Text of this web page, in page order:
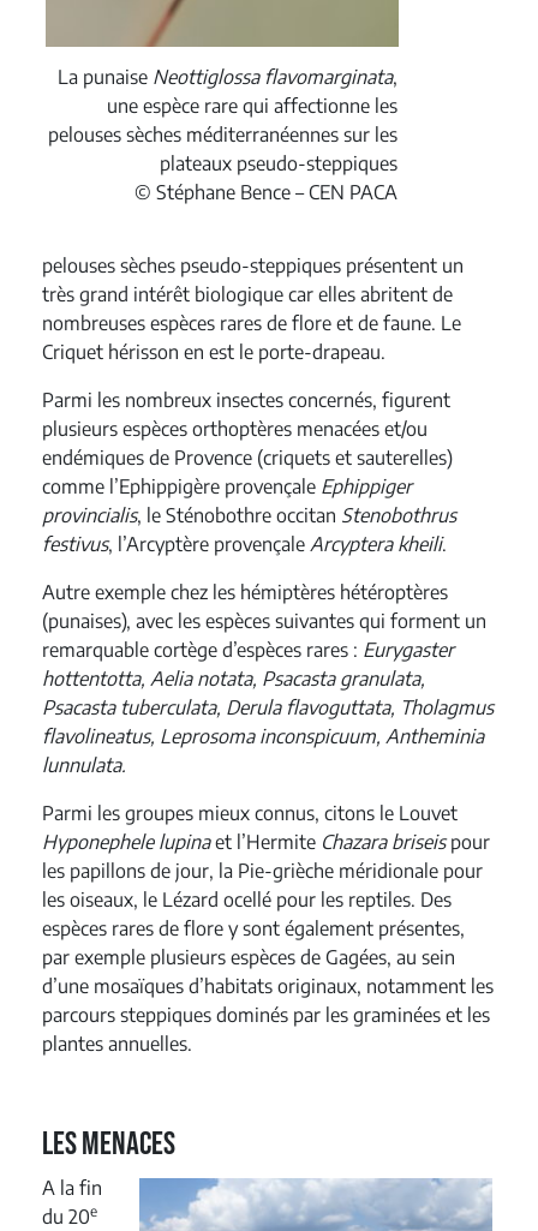
La punaise Neottiglossa flavomarginata,
une espèce rare qui affectionne les
pelouses sèches méditerranéennes sur les
plateaux pseudo-steppiques
© Stéphane Bence – CEN PACA
pelouses sèches pseudo-steppiques présentent un
très grand intérêt biologique car elles abritent de
nombreuses espèces rares de flore et de faune. Le
Criquet hérisson en est le porte-drapeau.
Parmi les nombreux insectes concernés, figurent
plusieurs espèces orthoptères menacées et/ou
endémiques de Provence (criquets et sauterelles)
comme l’Ephippigère provençale Ephippiger
provincialis, le Sténobothre occitan Stenobothrus
festivus, l’Arcyptère provençale Arcyptera kheili.
Autre exemple chez les hémiptères hétéroptères
(punaises), avec les espèces suivantes qui forment un
remarquable cortège d’espèces rares : Eurygaster
hottentotta, Aelia notata, Psacasta granulata,
Psacasta tuberculata, Derula flavoguttata, Tholagmus
flavolineatus, Leprosoma inconspicuum, Antheminia
lunnulata.
Parmi les groupes mieux connus, citons le Louvet
Hyponephele lupinaet l’Hermite Chazara briseispour
les papillons de jour, la Pie-grièche méridionale pour
les oiseaux, le Lézard ocellé pour les reptiles. Des
espèces rares de flore y sont également présentes,
par exemple plusieurs espèces de Gagées, au sein
d’une mosaïques d’habitats originaux, notamment les
parcours steppiques dominés par les graminées et les
plantes annuelles.
Les menaces
A la fin
du 20e